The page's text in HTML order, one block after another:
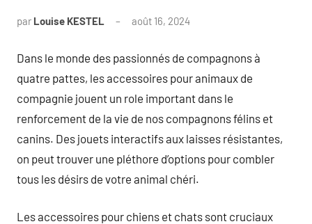
par Louise KESTEL août 16, 2024
Dans le monde des passionnés de compagnons à
quatre pattes, les accessoires pour animaux de
compagnie jouent un role important dans le
renforcement de la vie de nos compagnons félins et
canins. Des jouets interactifs aux laisses résistantes,
on peut trouver une pléthore d’options pour combler
tous les désirs de votre animal chéri.
Les accessoires pour chiens et chats sont cruciaux